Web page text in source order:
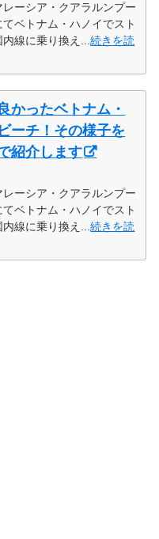
ーシア・クアラルンプー
ベトナム・ハノイでスト
内線に乗り換え...続きを読
かったベトナム・
ーチ！その様子を
紹介します
ーシア・クアラルンプー
ベトナム・ハノイでスト
内線に乗り換え...続きを読